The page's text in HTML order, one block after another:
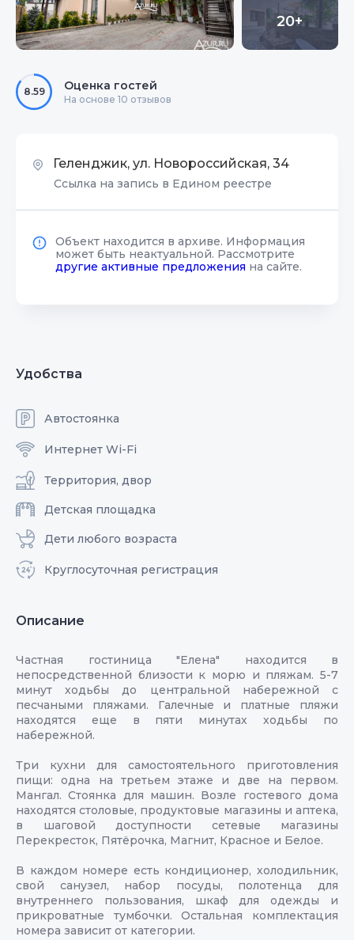
20+
8.59 Оценка гостей
На основе 10 отзывов
Геленджик, ул. Новороссийская, 34
Ссылка на запись в Едином реестре
Объект находится в архиве. Информация
может быть неактуальной. Рассмотрите
другие активные предложения на сайте.
Удобства
Автостоянка
Интернет Wi-Fi
Территория, двор
Детская площадка
Дети любого возраста
Круглосуточная регистрация
Описание
Частная гостиница "Елена" находится в
непосредственной близости к морю и пляжам. 5-7
минут ходьбы до центральной набережной с
песчаными пляжами. Галечные и платные пляжи
находятся еще в пяти минутах ходьбы по
набережной.
Три кухни для самостоятельного приготовления
пищи: одна на третьем этаже и две на первом.
Мангал. Стоянка для машин. Возле гостевого дома
находятся столовые, продуктовые магазины и аптека,
в шаговой доступности сетевые магазины
Перекресток, Пятёрочка, Магнит, Красное и Белое.
В каждом номере есть кондиционер, холодильник,
свой санузел, набор посуды, полотенца для
внутреннего пользования, шкаф для одежды и
прикроватные тумбочки. Остальная комплектация
номера зависит от категории.